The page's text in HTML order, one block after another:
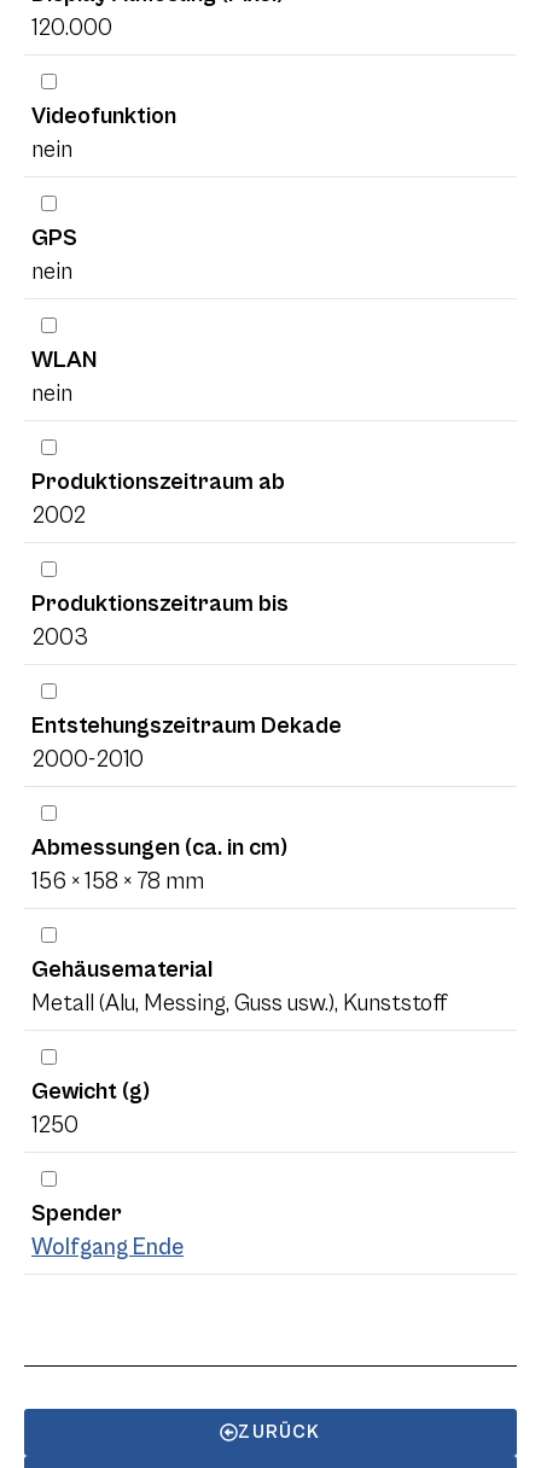
120.000
Videofunktion
nein
GPS
nein
WLAN
nein
Produktionszeitraum ab
2002
Produktionszeitraum bis
2003
Entstehungszeitraum Dekade
2000-2010
Abmessungen (ca. in cm)
156 × 158 × 78 mm
Gehäusematerial
Metall (Alu, Messing, Guss usw.), Kunststoff
Gewicht (g)
1250
Spender
Wolfgang Ende
ZURÜCK